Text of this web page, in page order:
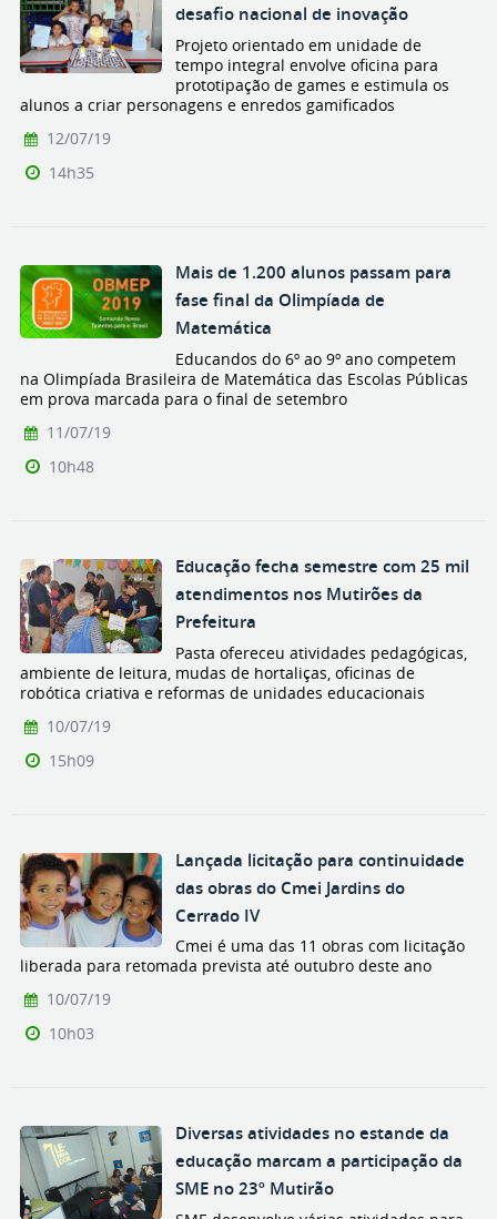
desafio nacional de inovação
Projeto orientado em unidade de
tempo integral envolve oficina para
prototipação de games e estimula os
alunos a criar personagens e enredos gamificados
12/07/19
14h35
Mais de 1.200 alunos passam para
fase final da Olimpíada de
Matemática
Educandos do 6º ao 9º ano competem
na Olimpíada Brasileira de Matemática das Escolas Públicas
em prova marcada para o final de setembro
11/07/19
10h48
Educação fecha semestre com 25 mil
atendimentos nos Mutirões da
Prefeitura
Pasta ofereceu atividades pedagógicas,
ambiente de leitura, mudas de hortaliças, oficinas de
robótica criativa e reformas de unidades educacionais
10/07/19
15h09
Lançada licitação para continuidade
das obras do Cmei Jardins do
Cerrado IV
Cmei é uma das 11 obras com licitação
liberada para retomada prevista até outubro deste ano
10/07/19
10h03
Diversas atividades no estande da
educação marcam a participação da
SME no 23º Mutirão